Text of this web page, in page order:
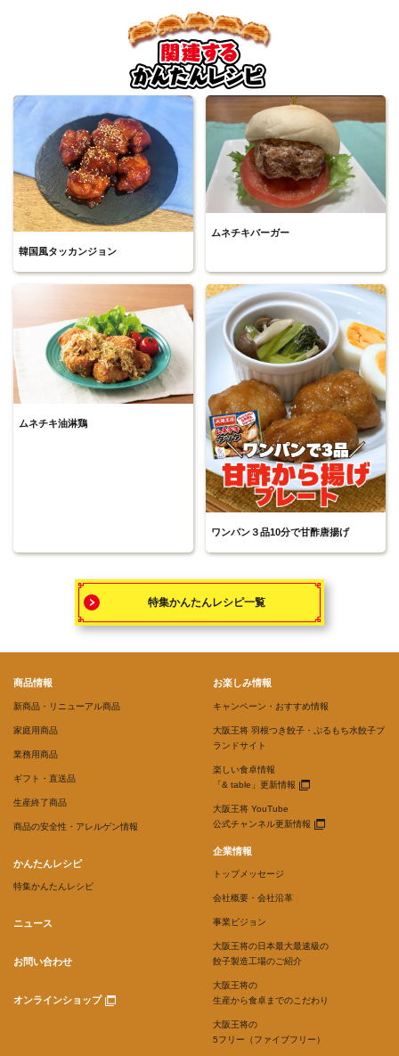
韓国風タッカンジョン
ムネチキバーガー
ムネチキ油淋鶏
ワンパン３品10分で甘酢唐揚げ
特集かんたんレシピ一覧
商品情報
新商品・リニューアル商品
家庭用商品
業務用商品
ギフト・直送品
生産終了商品
商品の安全性・アレルゲン情報
お楽しみ情報
キャンペーン・おすすめ情報
大阪王将 羽根つき餃子・ぷるもち水餃子ブ
ランドサイト
楽しい食卓情報
「& table」更新情報
大阪王将 YouTube
公式チャンネル更新情報
かんたんレシピ
特集かんたんレシピ
ニュース
お問い合わせ
オンラインショップ
企業情報
トップメッセージ
会社概要・会社沿革
事業ビジョン
大阪王将の日本最大最速級の
餃子製造工場のご紹介
大阪王将の
生産から食卓までのこだわり
大阪王将の
5フリー（ファイブフリー）